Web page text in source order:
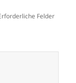
Felder